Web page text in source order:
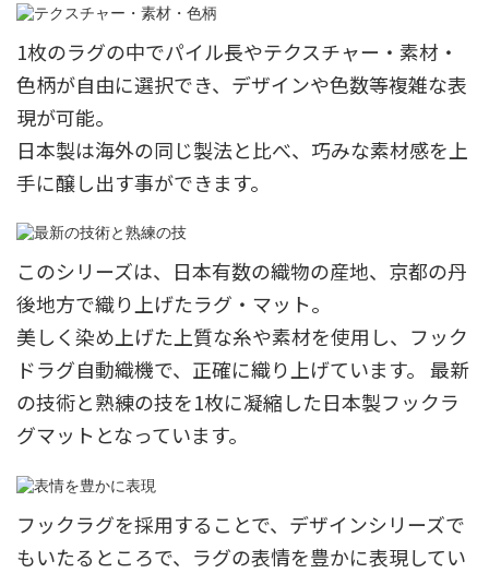
1枚のラグの中でパイル長やテクスチャー・素材・
色柄が自由に選択でき、デザインや色数等複雑な表
現が可能。
日本製は海外の同じ製法と比べ、巧みな素材感を上
手に醸し出す事ができます。
このシリーズは、日本有数の織物の産地、京都の丹
後地方で織り上げたラグ・マット。
美しく染め上げた上質な糸や素材を使用し、フック
ドラグ自動織機で、正確に織り上げています。 最新
の技術と熟練の技を1枚に凝縮した日本製フックラ
グマットとなっています。
フックラグを採用することで、デザインシリーズで
もいたるところで、ラグの表情を豊かに表現してい